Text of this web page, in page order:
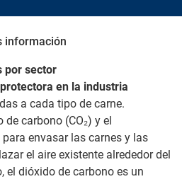
información
por sector
en la industria
a cada tipo de carne.
de carbono (CO₂) y el
envasar las carnes y las
el aire existente alrededor del
el dióxido de carbono es un